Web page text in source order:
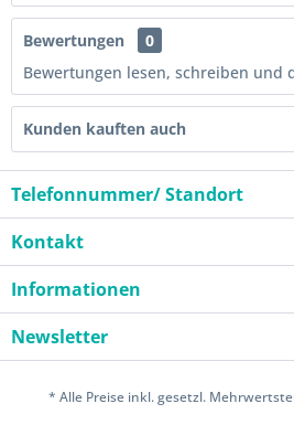
Bewertungen
0
Bewertungen lesen, schreiben und
Kunden kauften auch
Telefonnummer/ Standort
Kontakt
Informationen
Newsletter
* Alle Preise inkl. gesetzl.